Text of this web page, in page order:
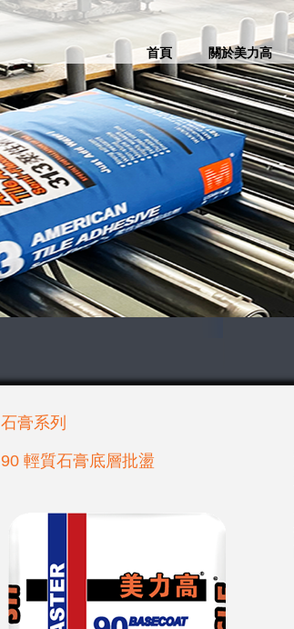
首頁 關於美力高
石膏系列
90 輕質石膏底層批盪